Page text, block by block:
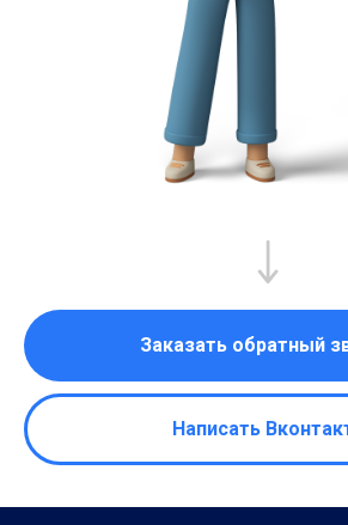
Заказать обратный
Написать